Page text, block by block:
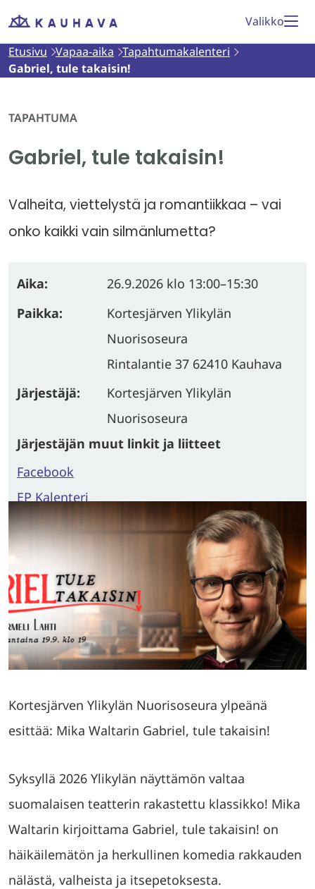
Siirry
Etusivu
Valikko
Etusivu Vapaa-aika Tapahtumakalenteri
Gabriel, tule takaisin!
TAPAHTUMA
Gabriel, tule takaisin!
Valheita, viettelystä ja romantiikkaa – vai
onko kaikki vain silmänlumetta?
Aika: 26.9.2026 klo 13:00–15:30
Paikka:
Kortesjärven Ylikylän
Nuorisoseura
Rintalantie 37 62410 Kauhava
Järjestäjä:
Kortesjärven Ylikylän
Nuorisoseura
Järjestäjän muut linkit ja liitteet
Facebook
EP Kalenteri
Kortesjärven Ylikylän Nuorisoseura ylpeänä
esittää: Mika Waltarin Gabriel, tule takaisin!
Syksyllä 2026 Ylikylän näyttämön valtaa
suomalaisen teatterin rakastettu klassikko! Mika
Waltarin kirjoittama Gabriel, tule takaisin! on
häikäilemätön ja herkullinen komedia rakkauden
nälästä, valheista ja itsepetoksesta.